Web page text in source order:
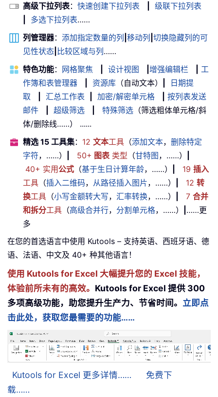
高级下拉列表： 快速创建下拉列表
级联下拉列表
多选下拉列表……
列管理器： 添加指定数量的列 移动列 切换隐藏列的可
见性状态 比较区域与列……
特色功能： 网格聚焦 设计视图 增强编辑栏
工
作簿和表管理器
资源库 （自动文本）
日期提
取
汇总工作表 加密/解密单元格
按列表发送
邮件
超级筛选 特殊筛选 （筛选粗体单元格/斜
体/删除线……） ......
精选 15 工具集： 12 文本工具 （添加文本， 删除特定
字符，……） 50+ 图表 类型 （甘特图，……）
40+ 实用公式 （基于生日计算年龄，……） 19 插入
工具 （插入二维码， 从路径插入图片，……） 12 转
换工具 （小写金额转大写， 汇率转换，……） 7 合并
和拆分工具 （高级合并行， 分割单元格，……）
……更
多
在您的首选语言中使用 Kutools – 支持英语、西班牙语、德
语、法语、中文及 40+ 种其他语言！
使用 Kutools for Excel 大幅提升您的 Excel 技能，
体验前所未有的高效。 Kutools for Excel 提供 300
多项高级功能，助您提升生产力、节省时间。 立即点
击此处，获取您最需要的功能……
Kutools for Excel 更多详情……
免费下
载……